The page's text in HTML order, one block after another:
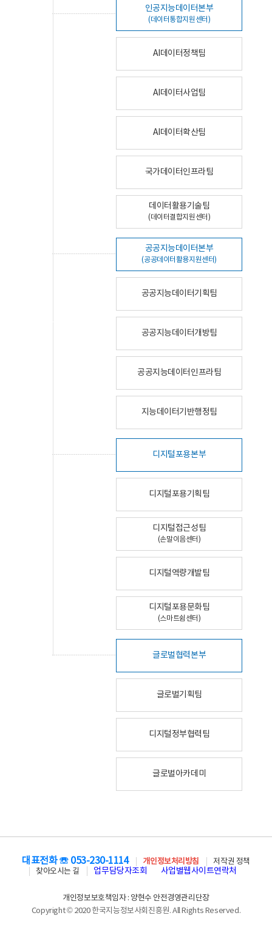
인공지능데이터본부
(데이터통합지원센터)
AI데이터정책팀
AI데이터사업팀
AI데이터확산팀
국가데이터인프라팀
데이터활용기술팀
(데이터결합지원센터)
공공지능데이터본부
(공공데이터활용지원센터)
공공지능데이터기획팀
공공지능데이터개방팀
공공지능데이터인프라팀
지능데이터기반행정팀
디지털포용본부
디지털포용기획팀
디지털접근성팀
(손말이음센터)
디지털역량개발팀
디지털포용문화팀
(스마트쉼센터)
글로벌협력본부
글로벌기획팀
디지털정부협력팀
글로벌아카데미
대표전화 ☏ 053-230-1114 개인정보처리방침
저작권 정책
찾아오시는 길
업무담당자조회 사업별웹사이트연락처
개인정보보호책임자 : 양현수 안전경영관리단장
Copyright © 2020 한국지능정보사회진흥원. All Rights Reserved.